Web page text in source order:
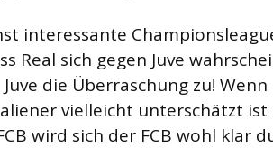
interessante
Real sich gegen Juve
die Überraschung zu!
vielleicht unterschätzt
wird sich der FCB wohl klar